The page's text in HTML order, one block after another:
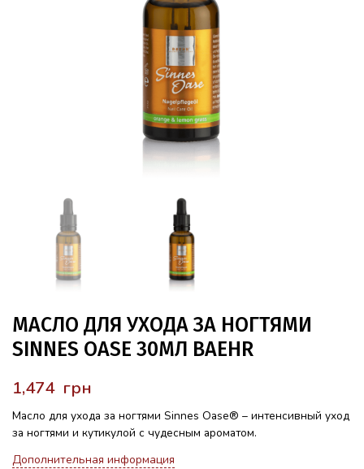
МАСЛО ДЛЯ УХОДА ЗА НОГТЯМИ
SINNES OASE 30МЛ BAEHR
грн
Масло для ухода за ногтями Sinnes Oase® – интенсивный уход
за ногтями и кутикулой с чудесным ароматом.
Дополнительная информация